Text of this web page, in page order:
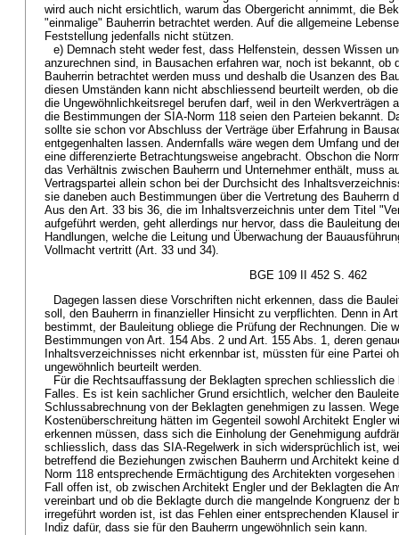
wird auch nicht ersichtlich, warum das Obergericht annimmt, die
"einmalige" Bauherrin betrachtet werden. Auf die allgemeine
Feststellung jedenfalls nicht stützen.
e) Demnach steht weder fest, dass Helfenstein, dessen Wissen
anzurechnen sind, in Bausachen erfahren war, noch ist bekannt, ob
Bauherrin betrachtet werden muss und deshalb die Usanzen des
diesen Umständen kann nicht abschliessend beurteilt werden, ob
die Ungewöhnlichkeitsregel berufen darf, weil in den Werkverträgen
die Bestimmungen der SIA-Norm 118 seien den Parteien bekannt.
sollte sie schon vor Abschluss der Verträge über Erfahrung in
entgegenhalten lassen. Andernfalls wäre wegen dem Umfang und
eine differenzierte Betrachtungsweise angebracht. Obschon die
das Verhältnis zwischen Bauherrn und Unternehmer enthält, muss
Vertragspartei allein schon bei der Durchsicht des
sie daneben auch Bestimmungen über die Vertretung des Bauherrn
Aus den Art. 33 bis 36, die im Inhaltsverzeichnis unter dem Titel
aufgeführt werden, geht allerdings nur hervor, dass die Bauleitung
Handlungen, welche die Leitung und Überwachung der
Vollmacht vertritt (Art. 33 und 34).
BGE 109 II 452 S. 462
Dagegen lassen diese Vorschriften nicht erkennen, dass die
soll, den Bauherrn in finanzieller Hinsicht zu verpflichten. Denn in
bestimmt, der Bauleitung obliege die Prüfung der Rechnungen. Die
Bestimmungen von Art. 154 Abs. 2 und Art. 155 Abs. 1, deren
Inhaltsverzeichnisses nicht erkennbar ist, müssten für eine Partei
ungewöhnlich beurteilt werden.
Für die Rechtsauffassung der Beklagten sprechen schliesslich
Falles. Es ist kein sachlicher Grund ersichtlich, welcher den
Schlussabrechnung von der Beklagten genehmigen zu lassen.
Kostenüberschreitung hätten im Gegenteil sowohl Architekt Engler
erkennen müssen, dass sich die Einholung der Genehmigung
schliesslich, dass das SIA-Regelwerk in sich widersprüchlich ist,
betreffend die Beziehungen zwischen Bauherrn und Architekt keine
Norm 118 entsprechende Ermächtigung des Architekten
Fall offen ist, ob zwischen Architekt Engler und der Beklagten die
vereinbart und ob die Beklagte durch die mangelnde Kongruenz der
irregeführt worden ist, ist das Fehlen einer entsprechenden Klausel
Indiz dafür, dass sie für den Bauherrn ungewöhnlich sein kann.